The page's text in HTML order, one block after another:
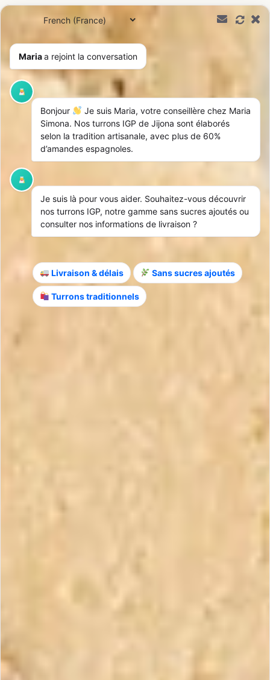
Mariaa rejoint la conversation
Bonjour
Je suis Maria, votre conseillère chez Maria
Simona. Nos turrons IGP de Jijona sont élaborés
selon la tradition artisanale, avec plus de 60%
d’amandes espagnoles.
Je suis là pour vous aider. Souhaitez-vous découvrir
nos turrons IGP, notre gamme sans sucres ajoutés ou
consulter nos informations de livraison ?
Livraison & délais Sans sucres ajoutés
Turrons traditionnels